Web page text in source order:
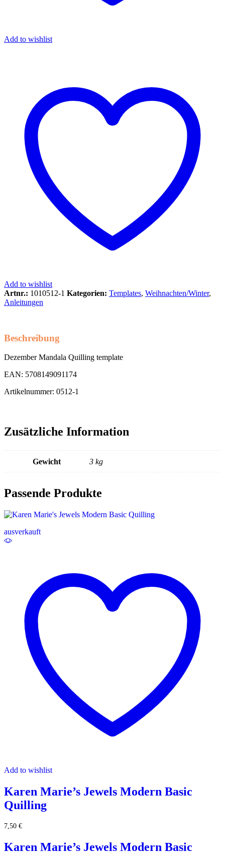
Add to wishlist
Add to wishlist
Artnr.: 1010512-1 Kategorien: Templates, Weihnachten/Winter,
Anleitungen
Beschreibung
Dezember Mandala Quilling template
EAN: 5708149091174
Artikelnummer: 0512-1
Zusätzliche Information
Gewicht 3 kg
Passende Produkte
ausverkauft
Add to wishlist
Karen Marie’s Jewels Modern Basic
Quilling
7,50 €
Karen Marie’s Jewels Modern Basic